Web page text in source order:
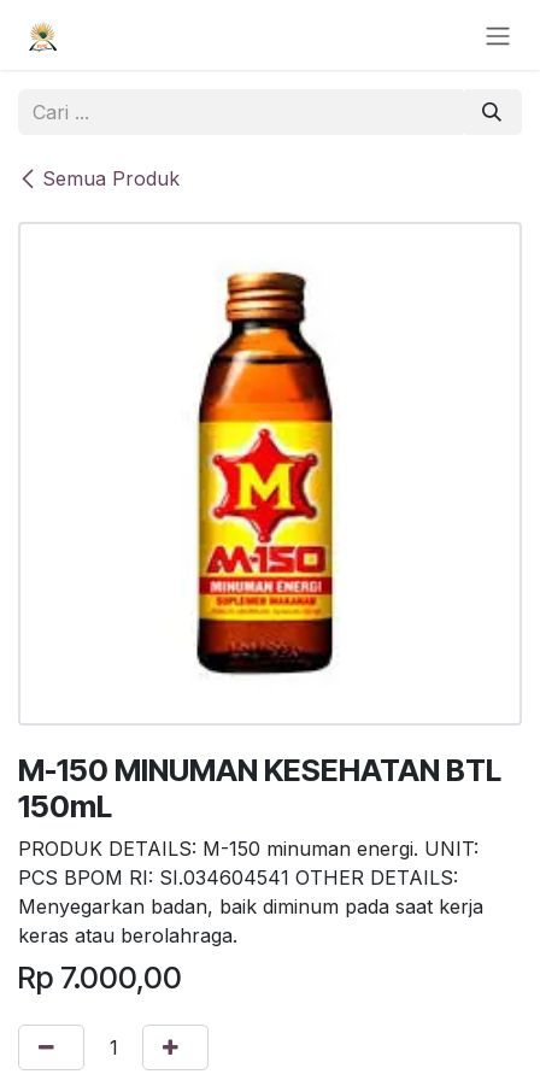
Semua Produk
M-150 MINUMAN KESEHATAN BTL
150mL
PRODUK DETAILS: M-150 minuman energi. UNIT:
PCS BPOM RI: SI.034604541 OTHER DETAILS:
Menyegarkan badan, baik diminum pada saat kerja
keras atau berolahraga.
Rp 7.000,00